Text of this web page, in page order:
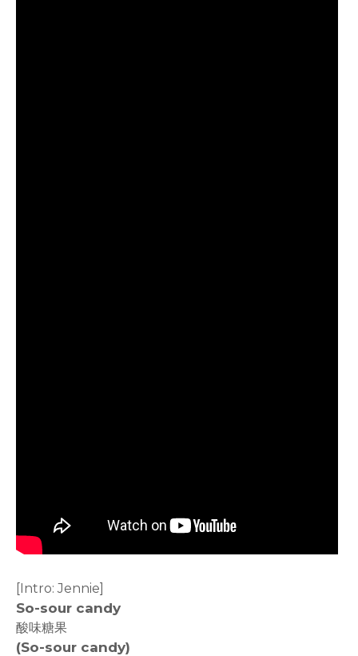
[Intro: Jennie]
So-sour candy
酸味糖果
(So-sour candy)